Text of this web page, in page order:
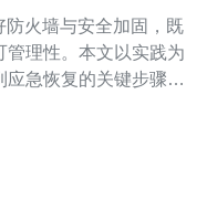
火墙与安全加固，既
管理性。本文以实践为
急恢复的关键步骤，